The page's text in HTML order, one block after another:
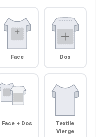
Face Dos
Face + Dos
Textile
Vierge